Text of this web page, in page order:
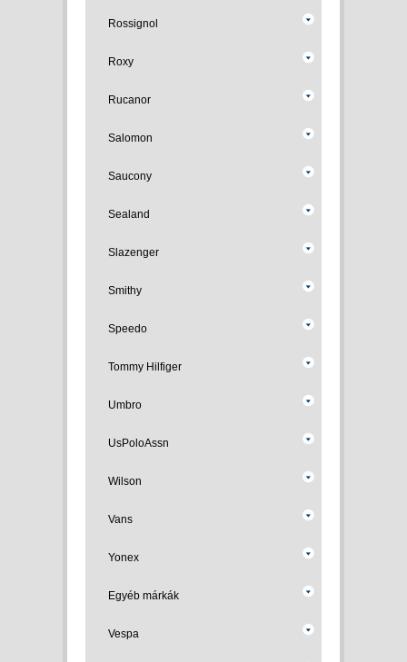
Rossignol
Roxy
Rucanor
Salomon
Saucony
Sealand
Slazenger
Smithy
Speedo
Tommy Hilfiger
Umbro
UsPoloAssn
Wilson
Vans
Yonex
Egyéb márkák
Vespa